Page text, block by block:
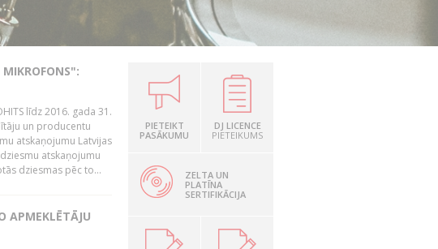
līdz 2016. gada 31.
un producentu
atskaņojumu Latvijas
atskaņojumu
dziesmas pēc to...
APMEKLĒTĀJU
PIETEIKT
PASĀKUMU
DJ LICENCE
PIETEIKUMS
ZELTA UN
PLATĪNA
SERTIFIKĀCIJA